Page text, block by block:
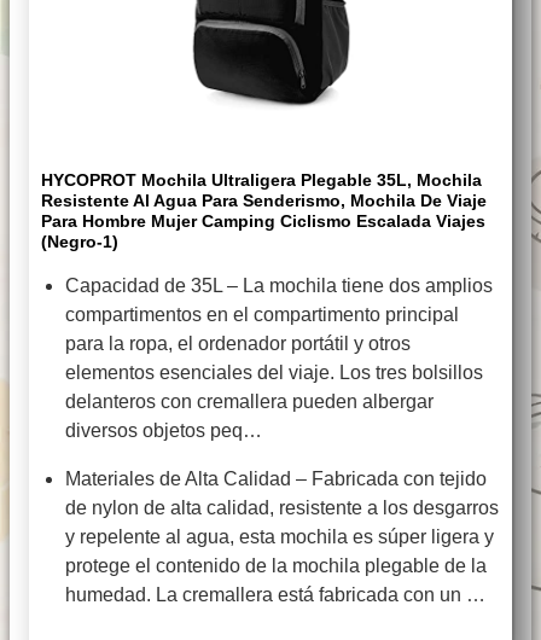
HYCOPROT Mochila Ultraligera Plegable 35L, Mochila
Resistente Al Agua Para Senderismo, Mochila De Viaje
Para Hombre Mujer Camping Ciclismo Escalada Viajes
(Negro-1)
Capacidad de 35L – La mochila tiene dos amplios
compartimentos en el compartimento principal
para la ropa, el ordenador portátil y otros
elementos esenciales del viaje. Los tres bolsillos
delanteros con cremallera pueden albergar
diversos objetos peq…
Materiales de Alta Calidad – Fabricada con tejido
de nylon de alta calidad, resistente a los desgarros
y repelente al agua, esta mochila es súper ligera y
protege el contenido de la mochila plegable de la
humedad. La cremallera está fabricada con un …